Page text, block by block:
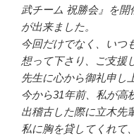
武チーム 祝勝会』を開
が出来ました。
今回だけでなく、いつ
想って下さり、ご支援
先生に心から御礼申し
今から31年前、私が高
出稽古した際に立木先
私に胸を貸してくれて